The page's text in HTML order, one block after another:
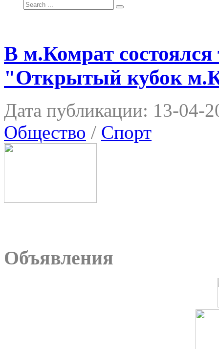
В м.Комрат
"Открытый кубок
Дата публикации: 13-04-
Общество / Спорт
Объявления